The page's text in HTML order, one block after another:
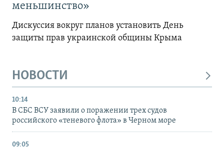
меньшинство»
Дискуссия вокруг планов установить День
защиты прав украинской общины Крыма
НОВОСТИ
10:14
В СБС ВСУ заявили о поражении трех судов
российского «теневого флота» в Черном море
09:05